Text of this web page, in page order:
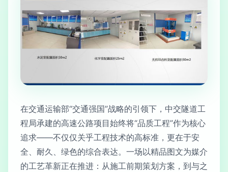
在交通运输部“交通强国”战略的引领下，中交隧道工
程局承建的高速公路项目始终将“品质工程”作为核心
追求——不仅仅关乎工程技术的高标准，更在于安
全、耐久、绿色的综合表达。一场以精品图文为媒介
的工艺革新正在推进：从施工前期策划方案，到与之